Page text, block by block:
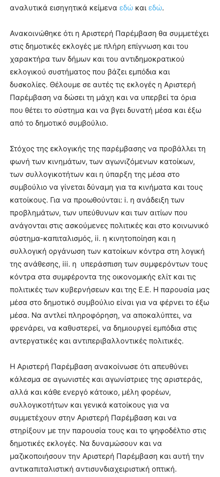
αναλυτικά εισηγητικά κείμενα εδώ και εδώ.
Ανακοινώθηκε ότι η Αριστερή Παρέμβαση θα συμμετέχει
στις δημοτικές εκλογές με πλήρη επίγνωση και του
χαρακτήρα των δήμων και του αντιδημοκρατικού
εκλογικού συστήματος που βάζει εμπόδια και
δυσκολίες. Θέλουμε σε αυτές τις εκλογές η Αριστερή
Παρέμβαση να δώσει τη μάχη και να υπερβεί τα όρια
που θέτει το σύστημα και να βγει δυνατή μέσα και έξω
από το δημοτικό συμβούλιο.
Στόχος της εκλογικής της παρέμβασης να προβάλλει τη
φωνή των κινημάτων, των αγωνιζόμενων κατοίκων,
των συλλογικοτήτων και η ύπαρξη της μέσα στο
συμβούλιο να γίνεται δύναμη για τα κινήματα και τους
κατοίκους. Για να προωθούνται: i. η ανάδειξη των
προβλημάτων, των υπεύθυνων και των αιτίων που
ανάγονται στις ασκούμενες πολιτικές και στο κοινωνικό
σύστημα-καπιταλισμός, ii. η κινητοποίηση και η
συλλογική οργάνωση των κατοίκων κόντρα στη λογική
της ανάθεσης, iii. η υπεράσπιση των συμφερόντων τους
κόντρα στα συμφέροντα της οικονομικής ελίτ και τις
πολιτικές των κυβερνήσεων και της Ε.Ε. Η παρουσία μας
μέσα στο δημοτικό συμβούλιο είναι για να φέρνει το έξω
μέσα. Να αντλεί πληροφόρηση, να αποκαλύπτει, να
φρενάρει, να καθυστερεί, να δημιουργεί εμπόδια στις
αντεργατικές και αντιπεριβαλλοντικές πολιτικές.
Η Αριστερή Παρέμβαση ανακοίνωσε ότι απευθύνει
κάλεσμα σε αγωνιστές και αγωνίστριες της αριστεράς,
αλλά και κάθε ενεργό κάτοικο, μέλη φορέων,
συλλογικοτήτων και γενικά κατοίκους για να
συμμετέχουν στην Αριστερή Παρέμβαση και να
στηρίξουν με την παρουσία τους και το ψηφοδέλτιο στις
δημοτικές εκλογές. Να δυναμώσουν και να
μαζικοποιήσουν την Αριστερή Παρέμβαση και αυτή την
αντικαπιταλιστική αντισυνδιαχειριστική οπτική.